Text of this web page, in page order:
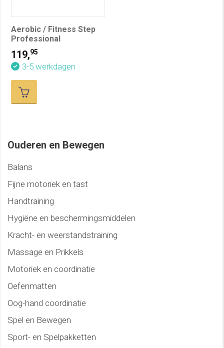
Aerobic / Fitness Step
Professional
119,95
3-5 werkdagen
Ouderen en Bewegen
Balans
Fijne motoriek en tast
Handtraining
Hygiëne en beschermingsmiddelen
Kracht- en weerstandstraining
Massage en Prikkels
Motoriek en coordinatie
Oefenmatten
Oog-hand coordinatie
Spel en Bewegen
Sport- en Spelpakketten